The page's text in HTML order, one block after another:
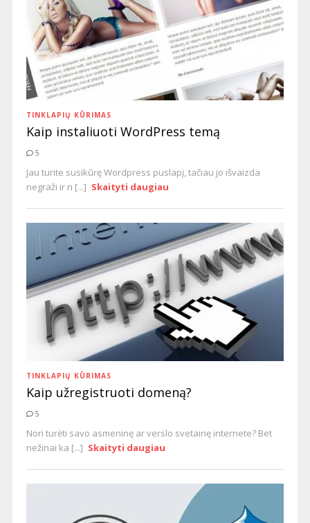
TINKLAPIŲ KŪRIMAS
Kaip instaliuoti WordPress temą
5
Jau turite susikūrę Wordpress puslapį, tačiau jo išvaizda
negraži ir n [...] Skaityti daugiau
TINKLAPIŲ KŪRIMAS
Kaip užregistruoti domeną?
5
Nori turėti savo asmeninę ar verslo svetainę internete? Bet
nežinai ka [...] Skaityti daugiau